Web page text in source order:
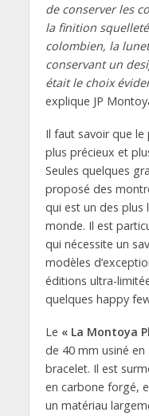
de conserver les
la finition
colombien, la
conservant un
était le choix
explique JP
Il faut savoir que
plus précieux et
Seules quelques
proposé des
qui est un des plus
monde. Il est
qui nécessite un
modèles
éditions ultra-
quelques happy
Le « La Montoya
de 40 mm usiné
bracelet. Il est
en carbone forgé,
un matériau